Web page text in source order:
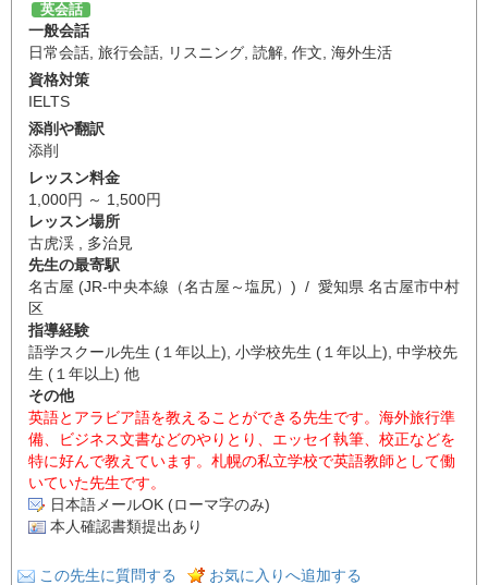
英会話
一般会話
日常会話 旅行会話 リスニング 読解 作文 海外生活
資格対策
IELTS
添削や翻訳
添削
レッスン料金
1,000円 ～ 1,500円
レッスン場所
古虎渓 , 多治見
先生の最寄駅
名古屋 (JR-中央本線（名古屋～塩尻）) / 愛知県 名古屋市中村
区
指導経験
語学スクール先生 (１年以上), 小学校先生 (１年以上), 中学校先
生 (１年以上) 他
その他
英語とアラビア語を教えることができる先生です。海外旅行準
備、ビジネス文書などのやりとり、エッセイ執筆、校正などを
特に好んで教えています。札幌の私立学校で英語教師として働
いていた先生です。
日本語メールOK (ローマ字のみ)
本人確認書類提出あり
この先生に質問する
お気に入りへ追加する